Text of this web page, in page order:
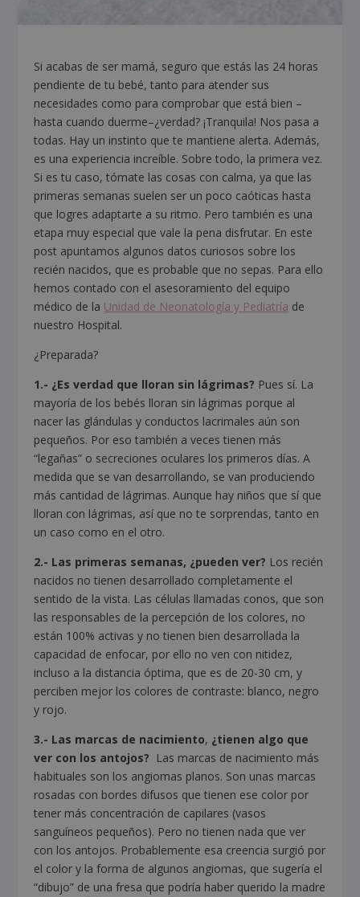
Si acabas de ser mamá, seguro que estás las 24 horas
pendiente de tu bebé, tanto para atender sus
necesidades como para comprobar que está bien –
hasta cuando duerme–¿verdad? ¡Tranquila! Nos pasa a
todas. Hay un instinto que te mantiene alerta. Además,
es una experiencia increíble. Sobre todo, la primera vez.
Si es tu caso, tómate las cosas con calma, ya que las
primeras semanas suelen ser un poco caóticas hasta
que logres adaptarte a su ritmo. Pero también es una
etapa muy especial que vale la pena disfrutar. En este
post apuntamos algunos datos curiosos sobre los
recién nacidos, que es probable que no sepas. Para ello
hemos contado con el asesoramiento del equipo
médico de la Unidad de Neonatología y Pediatría de
nuestro Hospital.
¿Preparada?
1.- ¿Es verdad que lloran sin lágrimas? Pues sí. La
mayoría de los bebés lloran sin lágrimas porque al
nacer las glándulas y conductos lacrimales aún son
pequeños. Por eso también a veces tienen más
“legañas” o secreciones oculares los primeros días. A
medida que se van desarrollando, se van produciendo
más cantidad de lágrimas. Aunque hay niños que sí que
lloran con lágrimas, así que no te sorprendas, tanto en
un caso como en el otro.
2.- Las primeras semanas, ¿pueden ver? Los recién
nacidos no tienen desarrollado completamente el
sentido de la vista. Las células llamadas conos, que son
las responsables de la percepción de los colores, no
están 100% activas y no tienen bien desarrollada la
capacidad de enfocar, por ello no ven con nitidez,
incluso a la distancia óptima, que es de 20-30 cm, y
perciben mejor los colores de contraste: blanco, negro
y rojo.
3.- Las marcas de nacimiento, ¿tienen algo que
ver con los antojos? Las marcas de nacimiento más
habituales son los angiomas planos. Son unas marcas
rosadas con bordes difusos que tienen ese color por
tener más concentración de capilares (vasos
sanguíneos pequeños). Pero no tienen nada que ver
con los antojos. Probablemente esa creencia surgió por
el color y la forma de algunos angiomas, que sugería el
“dibujo” de una fresa que podría haber querido la madre